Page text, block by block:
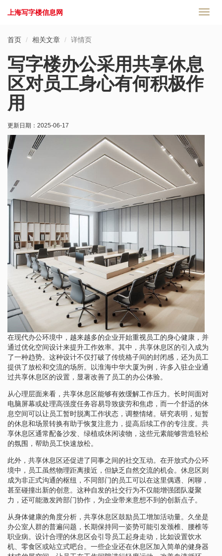
切
上海写字楼信息网
首页 相关文章 详情页
写字楼办公采用共享休息
区对员工身心有何积极作
用
更新日期： 2025-06-17
在现代办公环境中，越来越多的企业开始重视员工的身心健康，并
通过优化空间设计来提升工作效率。其中，共享休息区的引入成为
了一种趋势。这种设计不仅打破了传统格子间的封闭感，还为员工
提供了放松和交流的场所。以淮海中华大厦为例，许多入驻企业通
过共享休息区的设置，显著改善了员工的办公体验。
从心理层面来看，共享休息区能够有效缓解工作压力。长时间面对
电脑屏幕或处理高强度任务容易导致疲劳和焦虑，而一个舒适的休
息空间可以让员工暂时脱离工作状态，调整情绪。研究表明，短暂
的休息和场景转换有助于恢复注意力，提高后续工作的专注度。共
享休息区通常配备沙发、绿植或休闲读物，这些元素能够营造轻松
的氛围，帮助员工快速放松。
此外，共享休息区还促进了同事之间的社交互动。在开放式办公环
境中，员工虽然物理距离接近，但缺乏自然交流的机会。休息区则
成为非正式沟通的枢纽，不同部门的员工可以在这里偶遇、闲聊，
甚至碰撞出新的创意。这种自发的社交行为不仅能增强团队凝聚
力，还可能激发跨部门协作，为企业带来意想不到的创新点子。
从身体健康的角度分析，共享休息区鼓励员工增加活动量。久坐是
办公室人群的普遍问题，长期保持同一姿势可能引发颈椎、腰椎等
职业病。设计合理的休息区会引导员工起身走动，比如设置饮水
机、零食区或站立式吧台。一些企业还在休息区加入简单的健身器